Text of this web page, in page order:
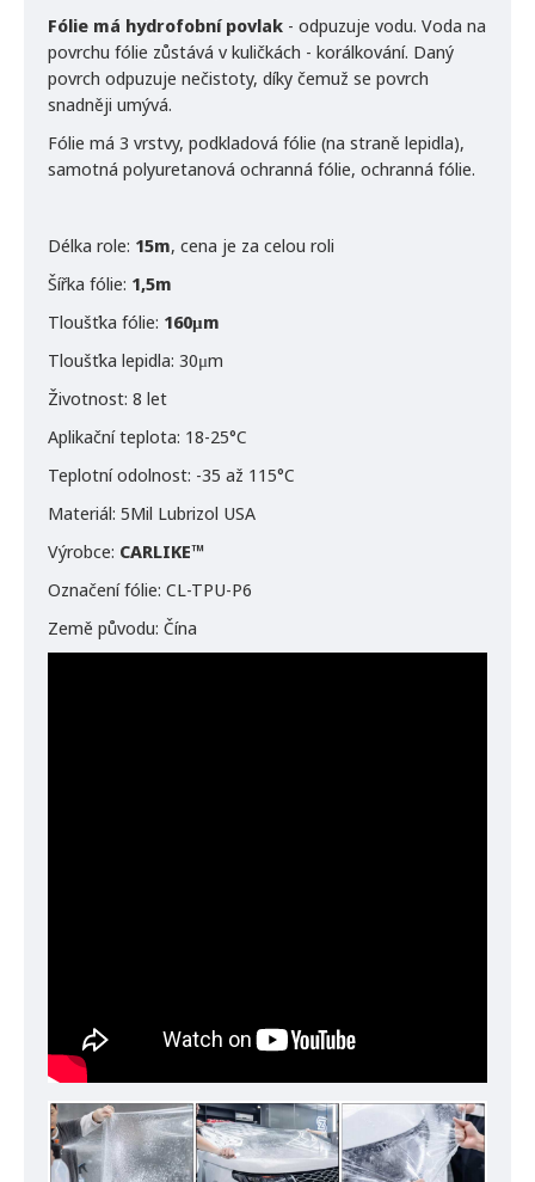
Fólie má hydrofobní povlak - odpuzuje vodu. Voda na
povrchu fólie zůstává v kuličkách - korálkování. Daný
povrch odpuzuje nečistoty, díky čemuž se povrch
snadněji umývá.
Fólie má 3 vrstvy, podkladová fólie (na straně lepidla),
samotná polyuretanová ochranná fólie, ochranná fólie.
Délka role: 15m, cena je za celou roli
Šířka fólie: 1,5m
Tloušťka fólie: 160μm
Tloušťka lepidla: 30μm
Životnost: 8 let
Aplikační teplota: 18-25°C
Teplotní odolnost: -35 až 115°C
Materiál: 5Mil Lubrizol USA
Výrobce: CARLIKE™
Označení fólie: CL-TPU-P6
Země původu: Čína